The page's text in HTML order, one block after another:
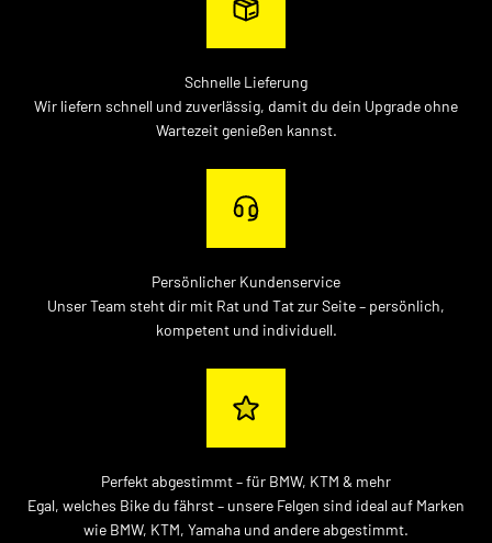
Schnelle Lieferung
Wir liefern schnell und zuverlässig, damit du dein Upgrade ohne
Wartezeit genießen kannst.
Persönlicher Kundenservice
Unser Team steht dir mit Rat und Tat zur Seite – persönlich,
kompetent und individuell.
Perfekt abgestimmt – für BMW, KTM & mehr
Egal, welches Bike du fährst – unsere Felgen sind ideal auf Marken
wie BMW, KTM, Yamaha und andere abgestimmt.